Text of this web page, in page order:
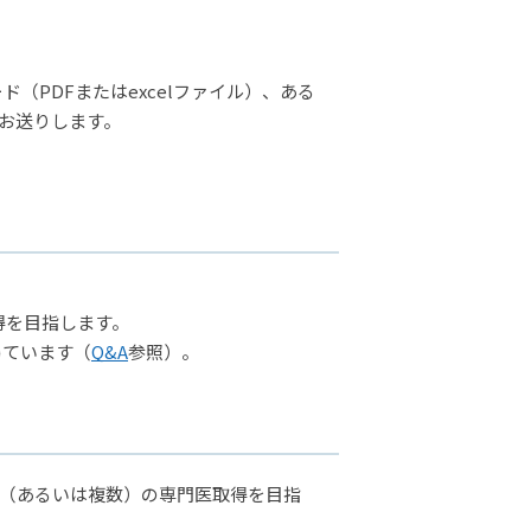
（PDFまたはexcelファイル）、ある
送りします。
目指します。
います（Q&A参照）。
あるいは複数）の専門医取得を目指